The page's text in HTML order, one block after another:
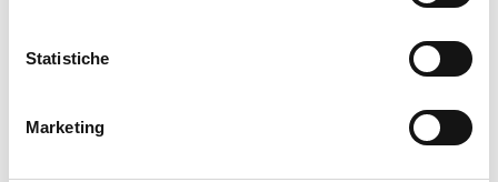
Statistiche
Marketing